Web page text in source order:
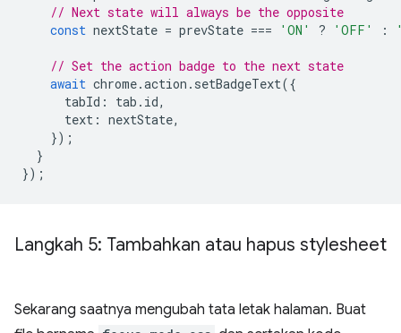
// Next state will always be the opposite
const nextState = prevState === 'ON' ? 'OFF' :
// Set the action badge to the next state
await chrome.action . setBadgeText({
tabId : tab . id,
text : nextState,
});
}
});
Langkah 5: Tambahkan atau hapus stylesheet
Sekarang saatnya mengubah tata letak halaman. Buat